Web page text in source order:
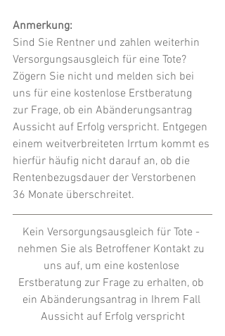
Anmerkung:
Sind Sie Rentner und zahlen weiterhin
Versorgungsausgleich für eine Tote?
Zögern Sie nicht und melden sich bei
uns für eine kostenlose Erstberatung
zur Frage, ob ein Abänderungsantrag
Aussicht auf Erfolg verspricht. Entgegen
einem weitverbreiteten Irrtum kommt es
hierfür häufig nicht darauf an, ob die
Rentenbezugsdauer der Verstorbenen
36 Monate überschreitet.
Kein Versorgungsausgleich für Tote -
nehmen Sie als Betroffener Kontakt zu
uns auf, um eine kostenlose
Erstberatung zur Frage zu erhalten, ob
ein Abänderungsantrag in Ihrem Fall
Aussicht auf Erfolg verspricht